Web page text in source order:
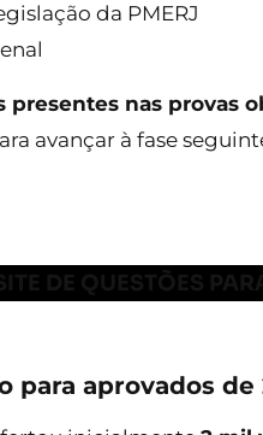
da PMERJ
presentes nas provas
avançar à fase
para aprovados de